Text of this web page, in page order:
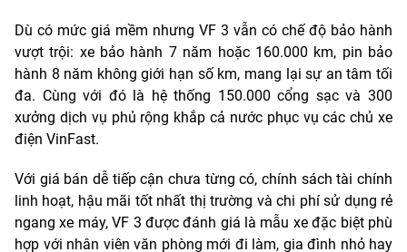
Dù có mức giá mềm nhưng VF 3 vẫn có chế độ bảo hành
vượt trội: xe bảo hành 7 năm hoặc 160.000 km, pin bảo
hành 8 năm không giới hạn số km, mang lại sự an tâm tối
đa. Cùng với đó là hệ thống 150.000 cổng sạc và 300
xưởng dịch vụ phủ rộng khắp cả nước phục vụ các chủ xe
điện VinFast.
Với giá bán dễ tiếp cận chưa từng có, chính sách tài chính
linh hoạt, hậu mãi tốt nhất thị trường và chi phí sử dụng rẻ
ngang xe máy, VF 3 được đánh giá là mẫu xe đặc biệt phù
hợp với nhân viên văn phòng mới đi làm, gia đình nhỏ hay